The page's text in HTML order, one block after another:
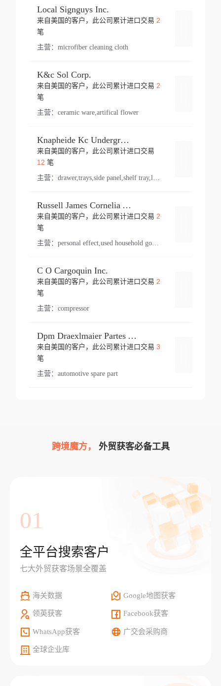
Local Signguys Inc.
来自美国的客户，此公司累计进口交易 2
笔
主营： microfiber cleaning cloth
K&c Sol Corp.
来自美国的客户，此公司累计进口交易 2
笔
主营： ceramic ware,artifical flower
Knapheide Kc Underground
来自美国的客户，此公司累计进口交易
12 笔
主营：
Russell James Cornelia Arlington Va
来自美国的客户，此公司累计进口交易 2
笔
主营： personal effect,used household goods
C O Cargoquin Inc.
来自美国的客户，此公司累计进口交易 2
笔
主营： compressor
Dpm Draexlmaier Partes Automotrices Corr Ind Huejotzingo
来自美国的客户，此公司累计进口交易 3
笔
主营： automotive spare part
跨境魔方， 外贸获客必备工具
01
全平台搜索客户
七大外贸获客场景全覆盖
海关数据 Google地图获客
领英获客 Facebook获客
WhatsApp获客 广交会采购商
全球企业库